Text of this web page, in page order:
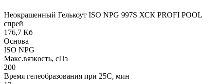
Неокрашенный Гелькоут ISO NPG 997S ХСК PROFI POOL
спрей
176,7 Кб
Основа
ISO NPG
Макс.вязкoсть, сПз
200
Время гелеобразования при 25С, мин